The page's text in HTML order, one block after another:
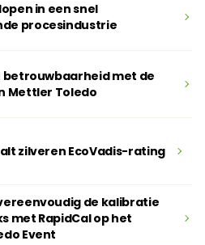
in een snel
procesindustrie
betrouwbaarheid met de
Mettler Toledo
zilveren EcoVadis-rating
de kalibratie
met RapidCal op het
Event